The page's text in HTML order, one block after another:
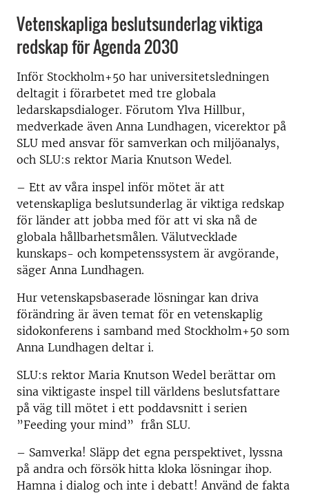
Vetenskapliga beslutsunderlag viktiga
redskap för Agenda 2030
Inför Stockholm+50 har universitetsledningen
deltagit i förarbetet med tre globala
ledarskapsdialoger. Förutom Ylva Hillbur,
medverkade även Anna Lundhagen, vicerektor på
SLU med ansvar för samverkan och miljöanalys,
och SLU:s rektor Maria Knutson Wedel.
– Ett av våra inspel inför mötet är att
vetenskapliga beslutsunderlag är viktiga redskap
för länder att jobba med för att vi ska nå de
globala hållbarhetsmålen. Välutvecklade
kunskaps- och kompetenssystem är avgörande,
säger Anna Lundhagen.
Hur vetenskapsbaserade lösningar kan driva
förändring är även temat för en vetenskaplig
sidokonferens i samband med Stockholm+50 som
Anna Lundhagen deltar i.
SLU:s rektor Maria Knutson Wedel berättar om
sina viktigaste inspel till världens beslutsfattare
på väg till mötet i ett poddavsnitt i serien
”Feeding your mind” från SLU.
– Samverka! Släpp det egna perspektivet, lyssna
på andra och försök hitta kloka lösningar ihop.
Hamna i dialog och inte i debatt! Använd de fakta